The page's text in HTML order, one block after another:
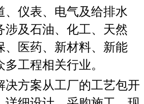
、仪表、电气及给排水
涉及石油、化工、天然
、医药、新材料、新能
工程相关行业。
方案从工厂的工艺包开